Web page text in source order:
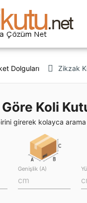
Dolguları Zikzak
Koli
girerek kolayca
Genişlik (A)